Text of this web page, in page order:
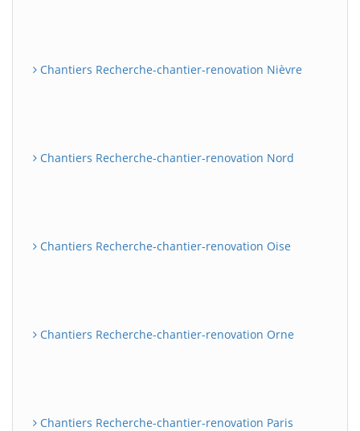
Chantiers Recherche-chantier-renovation Nièvre
Chantiers Recherche-chantier-renovation Nord
Chantiers Recherche-chantier-renovation Oise
Chantiers Recherche-chantier-renovation Orne
Chantiers Recherche-chantier-renovation Paris